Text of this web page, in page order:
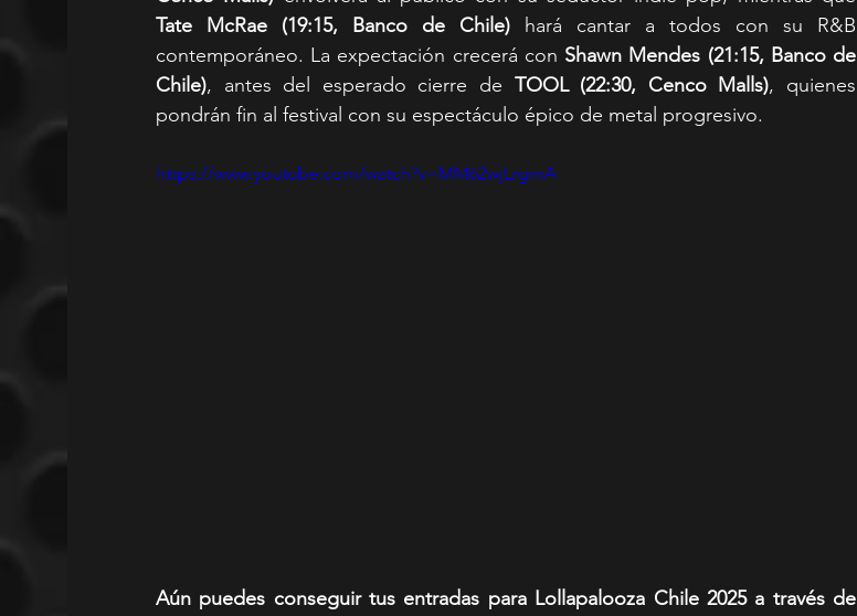
Tate McRae (19:15, Banco de Chile) hará cantar a todos con su R&B
contemporáneo. La expectación crecerá con Shawn Mendes (21:15, Banco de
Chile), antes del esperado cierre de TOOL (22:30, Cenco Malls), quienes
pondrán fin al festival con su espectáculo épico de metal progresivo.
https://www.youtube.com/watch?v=MM62wjLrgmA
Aún puedes conseguir tus entradas para Lollapalooza Chile 2025 a través de